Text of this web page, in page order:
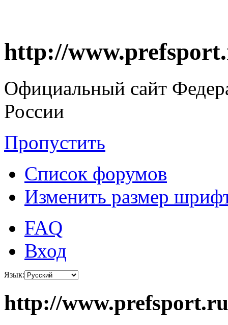
http://
Официальный сайт
России
Пропустить
Список форумов
Изменить размер
FAQ
Вход
Язык:
http://